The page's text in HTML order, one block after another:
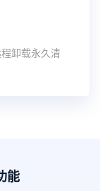
卸载永久清
能